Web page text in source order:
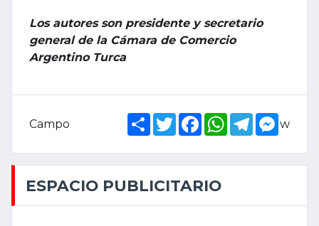
Los autores son presidente y secretario
general de la Cámara de Comercio
Argentino Turca
Campo ShareTwitterFacebookWhatsApp
Telegram
w
ESPACIO PUBLICITARIO